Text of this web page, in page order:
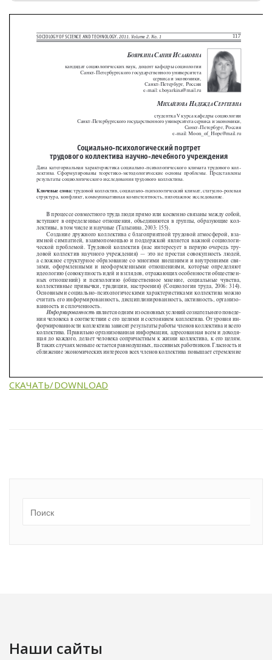
СКАЧАТЬ/DOWNLOAD
Наши сайты